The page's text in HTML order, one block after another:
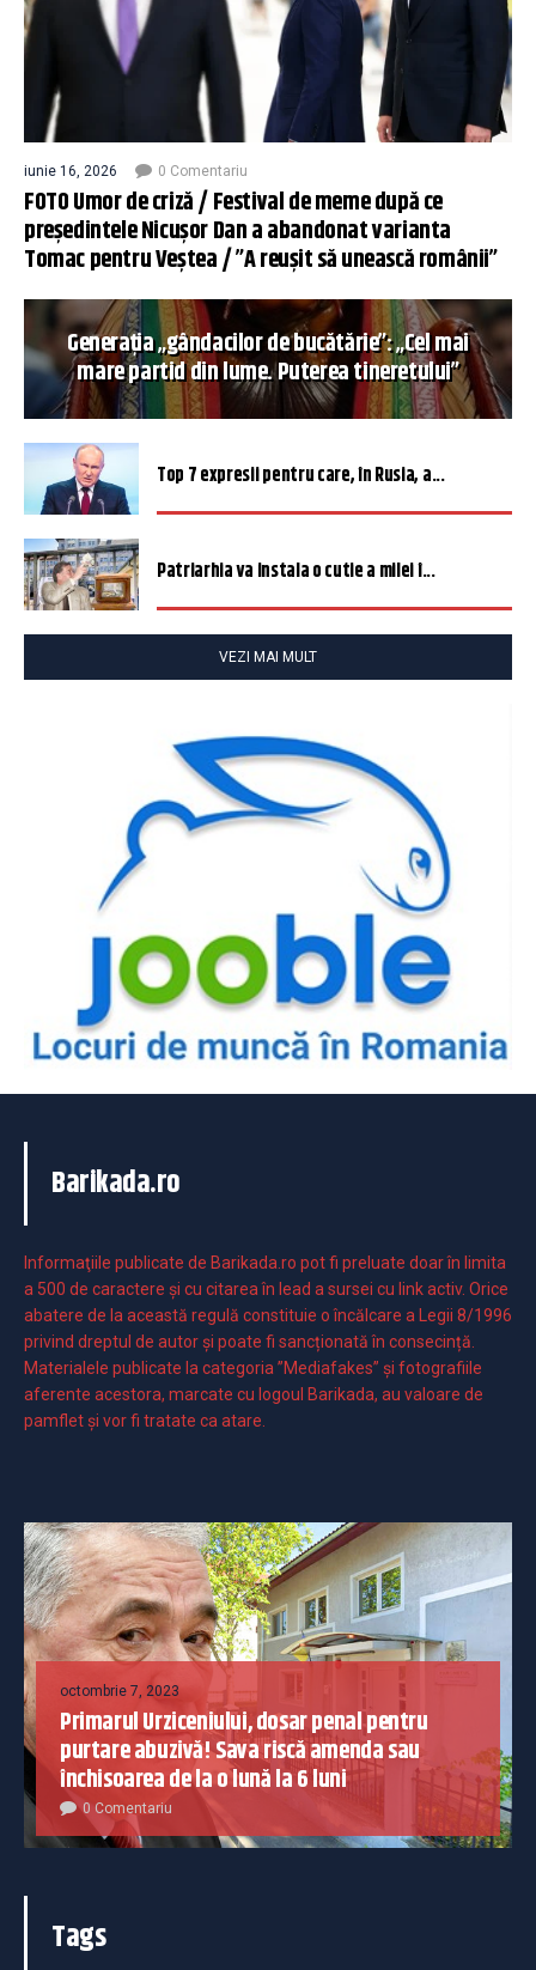
iunie 16, 2026 0 Comentariu
FOTO Umor de criză / Festival de meme după ce
președintele Nicușor Dan a abandonat varianta
Tomac pentru Veștea / ”A reușit să unească românii”
Generația „gândacilor de bucătărie”: „Cel mai
mare partid din lume. Puterea tineretului”
Top 7 expresii pentru care, în Rusia, a...
Patriarhia va instala o cutie a milei î...
VEZI MAI MULT
Barikada.ro
Informaţiile publicate de Barikada.ro pot fi preluate doar în limita
a 500 de caractere şi cu citarea în lead a sursei cu link activ. Orice
abatere de la această regulă constituie o încălcare a Legii 8/1996
privind dreptul de autor și poate fi sancționată în consecință.
Materialele publicate la categoria ”Mediafakes” și fotografiile
aferente acestora, marcate cu logoul Barikada, au valoare de
pamflet și vor fi tratate ca atare.
octombrie 7, 2023
Primarul Urziceniului, dosar penal pentru
purtare abuzivă! Sava riscă amenda sau
închisoarea de la o lună la 6 luni
0 Comentariu
Tags